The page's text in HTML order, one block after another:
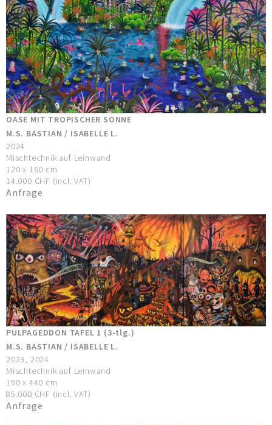
OASE MIT TROPISCHER SONNE
M.S. BASTIAN / ISABELLE L.
2024
Mischtechnik auf Leinwand
120 x 160 cm
14.000 CHF (incl. VAT)
Anfrage
PULPAGEDDON TAFEL 1 (3-tlg.)
M.S. BASTIAN / ISABELLE L.
2023, 2024
Mischtechnik auf Leinwand
190 x 440 cm
85.000 CHF (incl. VAT)
Anfrage